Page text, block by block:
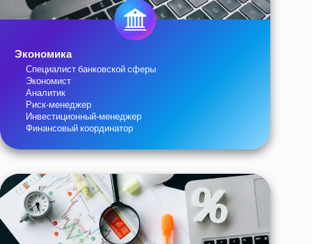
Экономика
Специалист банковской сферы
Экономист
Аналитик
Риск-менеджер
Инвестиционный-менеджер
Финансовый координатор